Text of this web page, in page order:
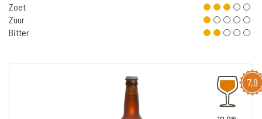
Zoet
Zuur
Bitter
7,9